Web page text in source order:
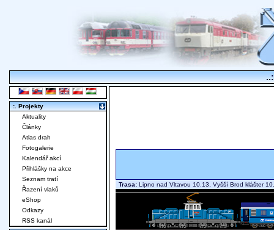
Trasa: Lipno nad Vltavou 10.13, Vyšší Brod klášter
:. Projekty
Aktuality
Články
Atlas drah
Fotogalerie
Kalendář akcí
Přihlášky na akce
Seznam tratí
Řazení vlaků
eShop
Odkazy
RSS kanál